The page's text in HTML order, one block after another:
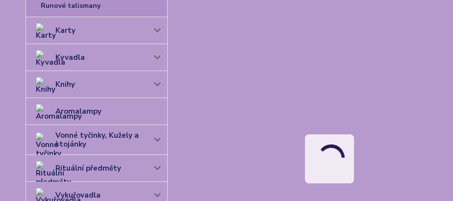
Runové talismany
Karty
Kyvadla
Knihy
Aromalampy
Vonné tyčinky, Kužely a
stojánky
Rituální předměty
Vykuřovadla